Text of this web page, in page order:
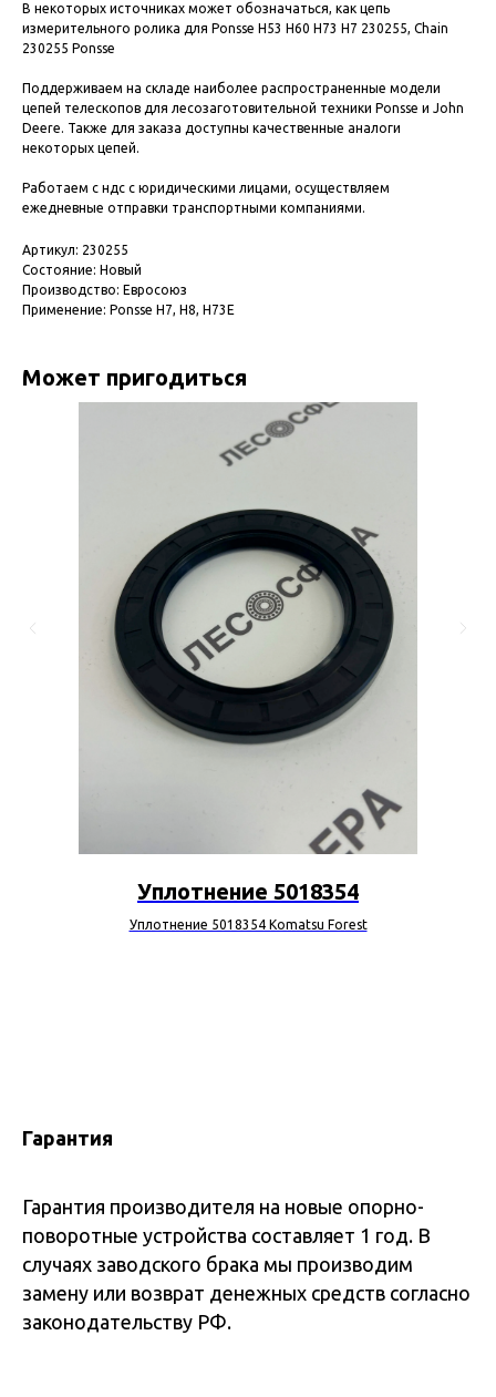
В некоторых источниках может обозначаться, как цепь
измерительного ролика для Ponsse H53 H60 H73 H7 230255, Chain
230255 Ponsse
Поддерживаем на складе наиболее распространенные модели
цепей телескопов для лесозаготовительной техники Ponsse и John
Deere. Также для заказа доступны качественные аналоги
некоторых цепей.
Работаем с ндс с юридическими лицами, осуществляем
ежедневные отправки транспортными компаниями.
Артикул: 230255
Состояние: Новый
Производство: Евросоюз
Применение: Ponsse H7, H8, H73E
Может пригодиться
Уплотнение 5018354
Уплотнение 5018354 Komatsu Forest
Гарантия
Гарантия производителя на новые опорно-
поворотные устройства составляет 1 год. В
случаях заводского брака мы производим
замену или возврат денежных средств согласно
законодательству РФ.